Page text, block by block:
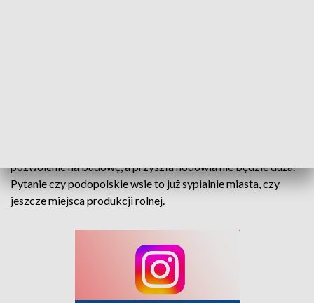
pozwolenie na budowę, a przyszła hodowla nie będzie duża.
Pytanie czy podopolskie wsie to już sypialnie miasta, czy
jeszcze miejsca produkcji rolnej.